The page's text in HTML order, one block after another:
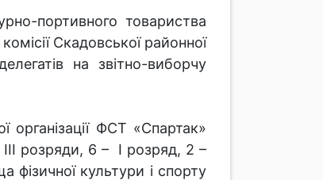
портивного товариства
Скадовської районної
на звітно-виборчу
організації ФСТ «Спартак»
розряди, 6 – І розряд, 2 –
фізичної культури і спорту